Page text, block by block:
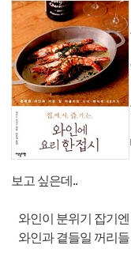
보고 싶은데..
와인이 분위기 잡기
와인과 곁들일 꺼리